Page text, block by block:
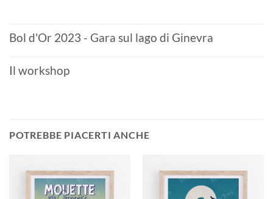
Bol d'Or 2023 - Gara sul lago di Ginevra
Il workshop
POTREBBE PIACERTI ANCHE